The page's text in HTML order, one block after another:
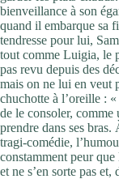
bienveillance à son
quand il embarque sa
tendresse pour lui,
tout comme Luigia, le
pas revu depuis des
mais on ne lui en veut
chuchotte à l’oreille :
de le consoler, comme
prendre dans ses
tragi-comédie,
constamment peur
et ne s’en sorte pas